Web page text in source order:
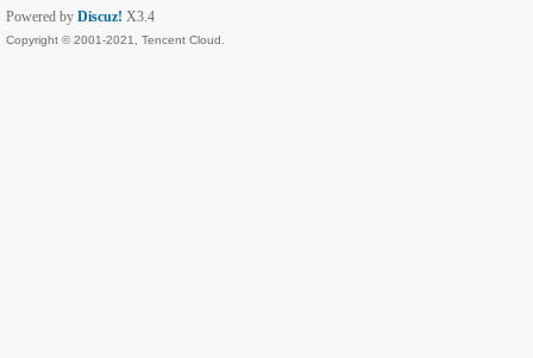
Powered by Discuz! X3.4
Copyright © 2001-2021, Tencent Cloud.